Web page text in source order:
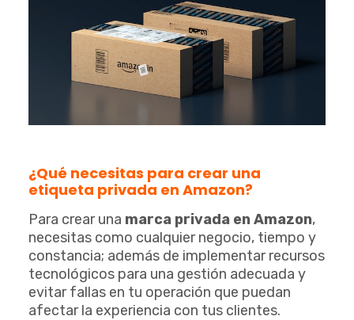
¿Qué necesitas para crear una
etiqueta privada en Amazon?
Para crear una marca privada en Amazon,
necesitas como cualquier negocio, tiempo y
constancia; además de implementar recursos
tecnológicos para una gestión adecuada y
evitar fallas en tu operación que puedan
afectar la experiencia con tus clientes.